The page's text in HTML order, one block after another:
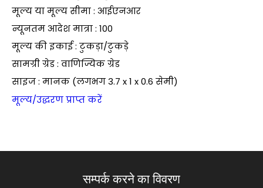
मूल्य या मूल्य सीमा : आईएनआर
न्यूनतम आदेश मात्रा : 100
मूल्य की इकाई : टुकड़ा/टुकड़े
सामग्री ग्रेड : वाणिज्यिक ग्रेड
साइज : मानक (लगभग 3.7 x 1 x 0.6 सेमी)
मूल्य/उद्धरण प्राप्त करें
सम्पर्क करने का विवरण